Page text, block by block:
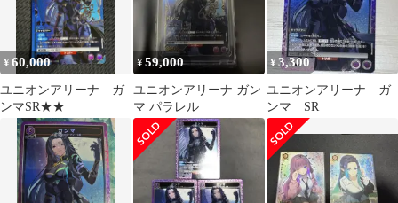
¥60,000
ユニオンアリーナ ガ
ンマSR★★
¥59,000
ユニオンアリーナ ガン
マ パラレル
¥3,300
ユニオンアリーナ ガ
ンマ SR